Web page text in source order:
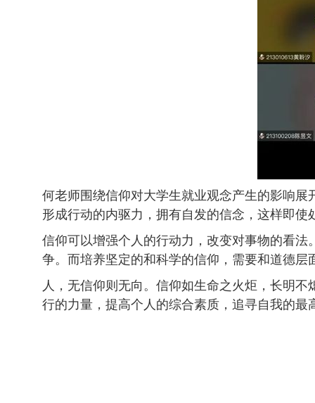
何老师围绕信仰对大学生就业观念产生的影响
形成行动的内驱力，拥有自发的信念，这样即
信仰可以增强个人的行动力，改变对事物的看
争。而培养坚定的和科学的信仰，需要和道德
人，无信仰则无向。信仰如生命之火炬，长明
行的力量，提高个人的综合素质，追寻自我的最